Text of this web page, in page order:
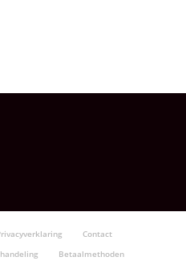
Contact
Betaalmethoden